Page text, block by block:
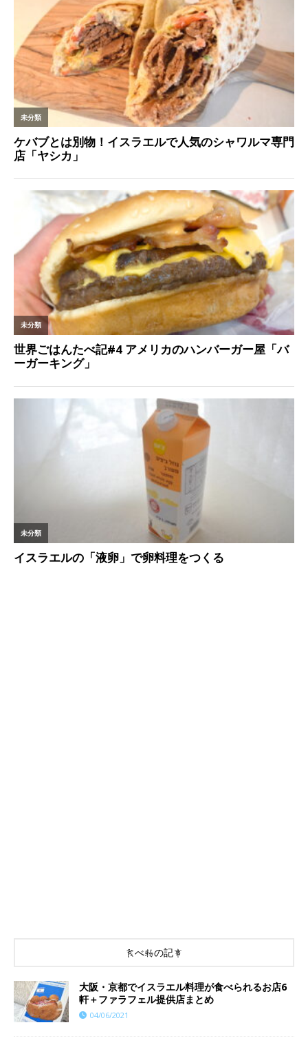
食べ物の記事
大阪・京都でイスラエル料理が食べられるお店6
軒＋ファラフェル提供店まとめ
04/06/2021